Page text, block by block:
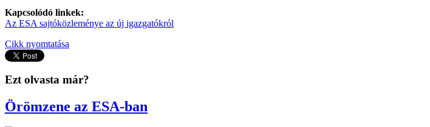
Kapcsolódó linkek:
Az ESA sajtóközleménye az új igazgatókról
Cikk nyomtatása
Ezt olvasta már?
Örömzene az ESA-ban